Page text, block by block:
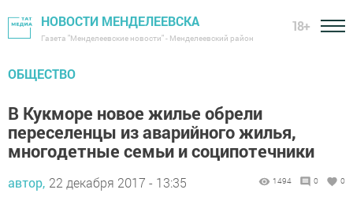
НОВОСТИ МЕНДЕЛЕЕВСКА
Газета "Менделеевские новости" - Менделеевский район
18+
ОБЩЕСТВО
В Кукморе новое жилье обрели
переселенцы из аварийного жилья,
многодетные семьи и соципотечники
автор, 22 декабря 2017 - 13:35 1494 0 0